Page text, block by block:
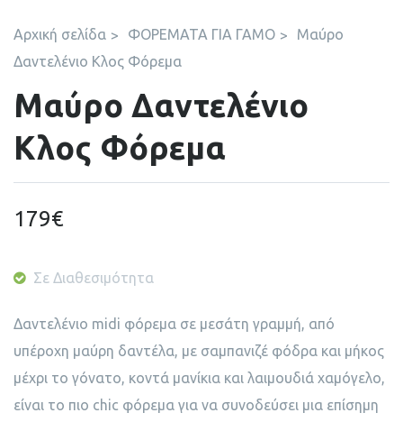
Αρχική σελίδα ΦΟΡΕΜΑΤΑ ΓΙΑ ΓΑΜΟ
Μαύρο
Δαντελένιο Κλος Φόρεμα
Μαύρο Δαντελένιο
Κλος Φόρεμα
179€
Σε Διαθεσιμότητα
Δαντελένιο midi φόρεμα σε μεσάτη γραμμή, από
υπέροχη μαύρη δαντέλα, με σαμπανιζέ φόδρα και μήκος
μέχρι το γόνατο, κοντά μανίκια και λαιμουδιά χαμόγελο,
είναι το πιο chic φόρεμα για να συνοδεύσει μια επίσημη